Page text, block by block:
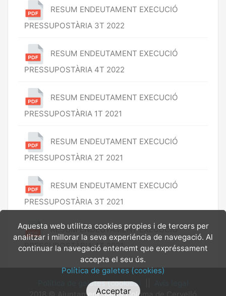
RESUM ENDEUTAMENT EXECUCIÓ
PRESSUPOSTÀRIA 3T 2022
RESUM ENDEUTAMENT EXECUCIÓ
PRESSUPOSTÀRIA 4T 2022
RESUM ENDEUTAMENT EXECUCIÓ
PRESSUPOSTÀRIA 1T 2021
RESUM ENDEUTAMENT EXECUCIÓ
PRESSUPOSTÀRIA 2T 2021
RESUM ENDEUTAMENT EXECUCIÓ
PRESSUPOSTÀRIA 3T 2021
RESUM ENDEUTAMENT EXECUCIÓ
PRESSUPOSTÀRIA 4T 2021
Aquesta web utilitza cookies propies i de tercers per
analitzar i millorar la seva experiéncia de navegació. Al
continuar la navegació entenemt que expréssament
accepta el seu ús.
Política de galetes (cookies)
Acceptar
Política de galetes (cookies)